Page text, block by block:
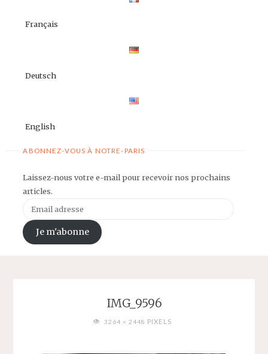
Français
Deutsch
English
ABONNEZ-VOUS À NOTRE-PARIS
Laissez-nous votre e-mail pour recevoir nos prochains
articles.
adresse
Je m'abonne
IMG_9596
FULL3264 × 2448 PIXELS